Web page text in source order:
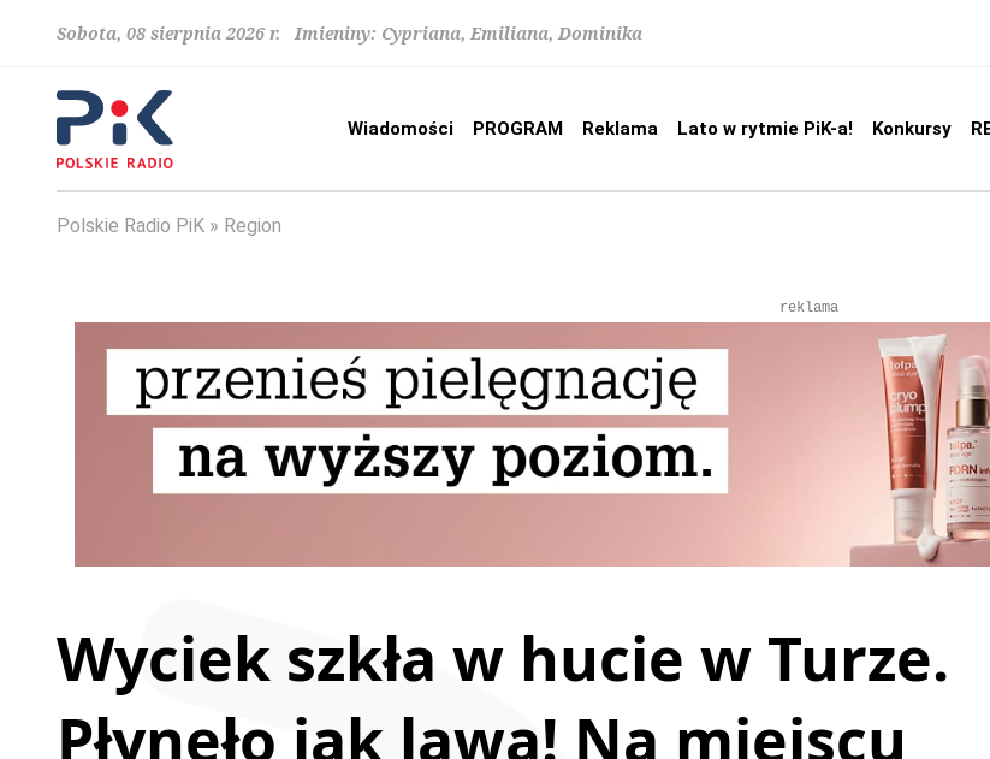
Sobota, 08 sierpnia 2026 r. Imieniny: Cypriana, Emiliana, Dominika
Wiadomości PROGRAM Reklama Lato w rytmie PiK-a! Konkursy
Polskie Radio PiK Region
reklama
Wyciek szkła w hucie w Turze.
Płynęło jak lawa! Na miejscu